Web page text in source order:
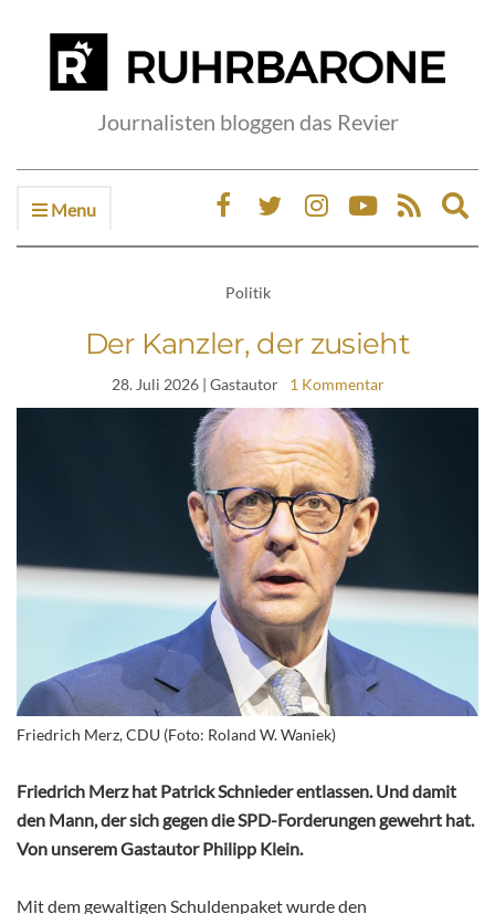
Journalisten bloggen das Revier
Menu
Politik
Der Kanzler, der zusieht
28. Juli 2026| Gastautor 1 Kommentar
Friedrich Merz, CDU (Foto: Roland W. Waniek)
Friedrich Merz hat Patrick Schnieder entlassen. Und damit
den Mann, der sich gegen die SPD-Forderungen gewehrt hat.
Von unserem Gastautor Philipp Klein.
Mit dem gewaltigen Schuldenpaket wurde den